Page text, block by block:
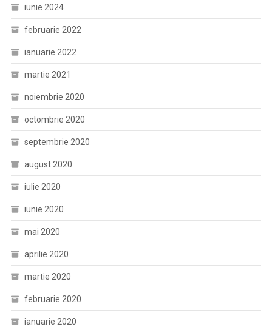
iunie 2024
februarie 2022
ianuarie 2022
martie 2021
noiembrie 2020
octombrie 2020
septembrie 2020
august 2020
iulie 2020
iunie 2020
mai 2020
aprilie 2020
martie 2020
februarie 2020
ianuarie 2020